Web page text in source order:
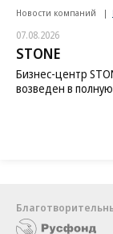
Новости компаний
07.08.2026
STONE
Бизнес-центр
возведен в